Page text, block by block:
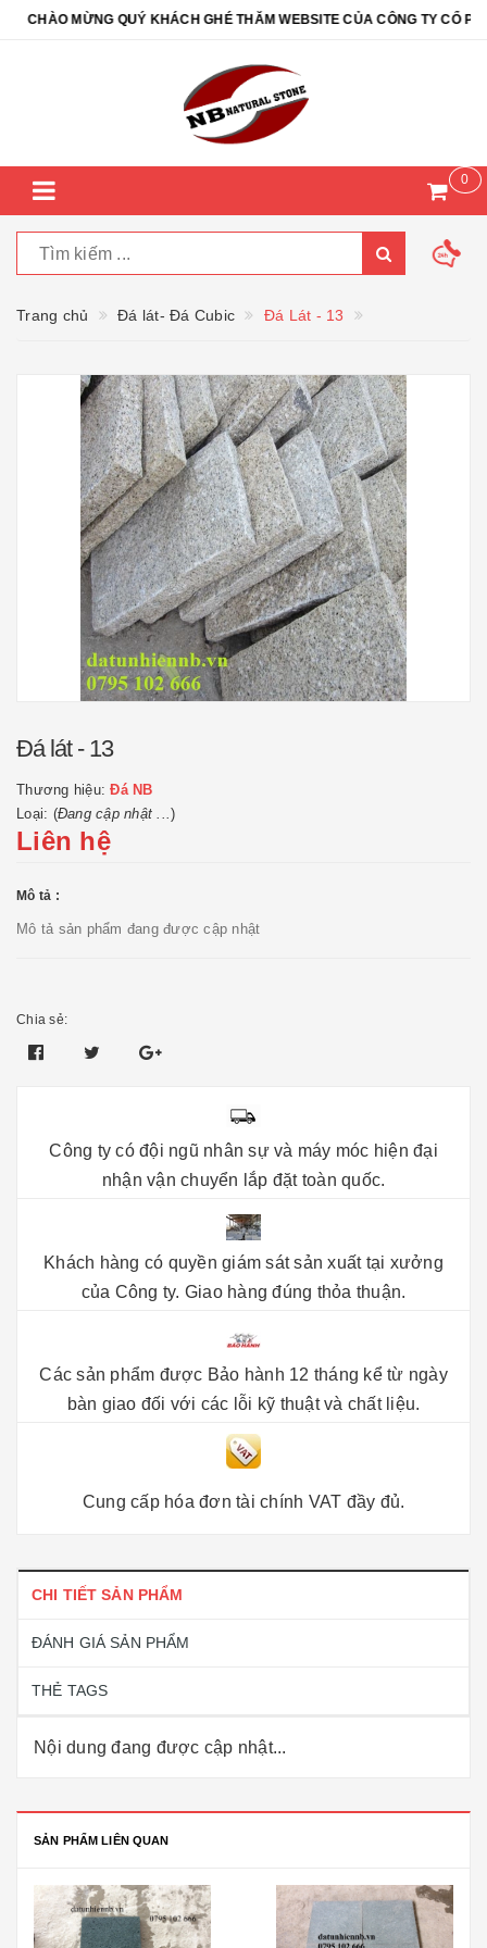
CHÀO MỪNG QUÝ KHÁCH GHÉ THĂM WEBSITE CỦA CÔNG TY CỔ
0
Trang chủ Đá lát- Đá Cubic Đá Lát - 13
Đá lát - 13
Thương hiệu:Đá NB
Loại: (Đang cập nhật ...)
Liên hệ
Mô tả :
Mô tả sản phẩm đang được cập nhật
Chia sẻ:
Công ty có đội ngũ nhân sự và máy móc hiện đại
nhận vận chuyển lắp đặt toàn quốc.
Khách hàng có quyền giám sát sản xuất tại xưởng
của Công ty. Giao hàng đúng thỏa thuận.
Các sản phẩm được Bảo hành 12 tháng kể từ ngày
bàn giao đối với các lỗi kỹ thuật và chất liệu.
Cung cấp hóa đơn tài chính VAT đầy đủ.
CHI TIẾT SẢN PHẨM
ĐÁNH GIÁ SẢN PHẨM
THẺ TAGS
Nội dung đang được cập nhật...
SẢN PHẨM LIÊN QUAN